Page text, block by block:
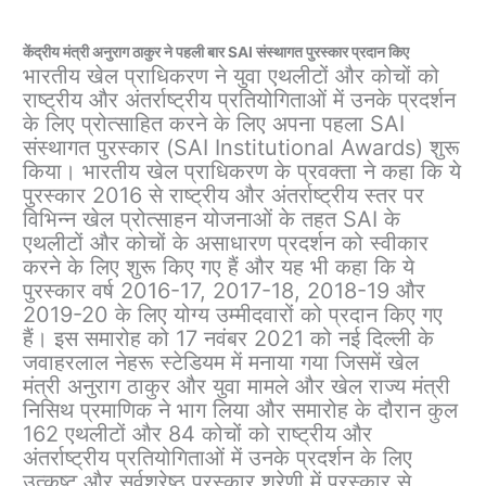
केंद्रीय मंत्री अनुराग ठाकुर ने पहली बार SAI संस्थागत पुरस्कार प्रदान किए
भारतीय खेल प्राधिकरण ने युवा एथलीटों और कोचों को
राष्ट्रीय और अंतर्राष्ट्रीय प्रतियोगिताओं में उनके प्रदर्शन
के लिए प्रोत्साहित करने के लिए अपना पहला SAI
संस्थागत पुरस्कार (SAI Institutional Awards) शुरू
किया। भारतीय खेल प्राधिकरण के प्रवक्ता ने कहा कि ये
पुरस्कार 2016 से राष्ट्रीय और अंतर्राष्ट्रीय स्तर पर
विभिन्न खेल प्रोत्साहन योजनाओं के तहत SAI के
एथलीटों और कोचों के असाधारण प्रदर्शन को स्वीकार
करने के लिए शुरू किए गए हैं और यह भी कहा कि ये
पुरस्कार वर्ष 2016-17, 2017-18, 2018-19 और
2019-20 के लिए योग्य उम्मीदवारों को प्रदान किए गए
हैं। इस समारोह को 17 नवंबर 2021 को नई दिल्ली के
जवाहरलाल नेहरू स्टेडियम में मनाया गया जिसमें खेल
मंत्री अनुराग ठाकुर और युवा मामले और खेल राज्य मंत्री
निसिथ प्रमाणिक ने भाग लिया और समारोह के दौरान कुल
162 एथलीटों और 84 कोचों को राष्ट्रीय और
अंतर्राष्ट्रीय प्रतियोगिताओं में उनके प्रदर्शन के लिए